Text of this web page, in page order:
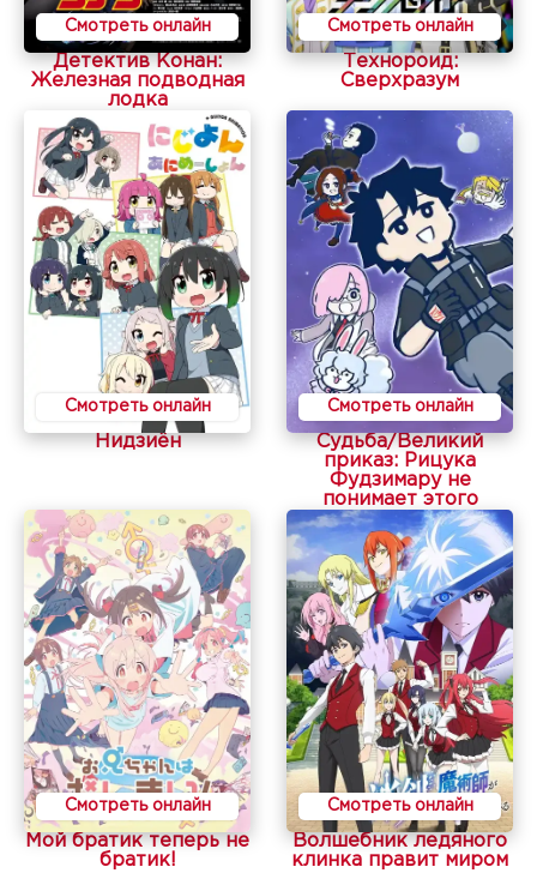
Смотреть онлайн
Детектив Конан:
Железная подводная
лодка
Смотреть онлайн
Технороид:
Сверхразум
Смотреть онлайн
Нидзиён
Смотреть онлайн
Судьба/Великий
приказ: Рицука
Фудзимару не
понимает этого
Смотреть онлайн
Мой братик теперь не
братик!
Смотреть онлайн
Волшебник ледяного
клинка правит миром